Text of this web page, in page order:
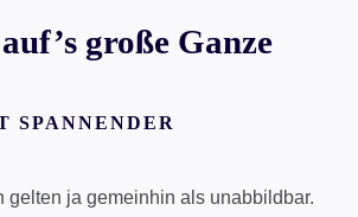
große Ganze
SPANNENDER
gelten ja gemeinhin als unabbildbar.